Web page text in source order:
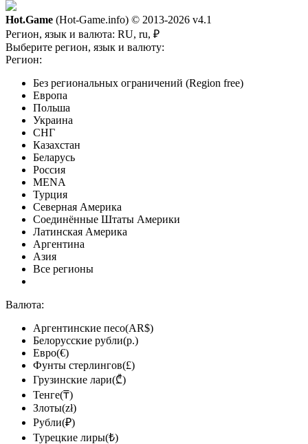
Hot.Game (Hot-Game.info) © 2013-2026 v4.1
Регион, язык и валюта: RU, ru, ₽
Выберите регион, язык и валюту:
Регион:
Без региональных ограничений (Region free)
Европа
Польша
Украина
СНГ
Казахстан
Беларусь
Россия
MENA
Турция
Северная Америка
Соединённые Штаты Америки
Латинская Америка
Аргентина
Азия
Все регионы
Валюта:
Аргентинские песо(AR$)
Белорусские рубли(р.)
Евро(€)
Фунты стерлингов(£)
Грузинские лари(₾)
Тенге(₸)
Злоты(zł)
Рубли(₽)
Турецкие лиры(₺)